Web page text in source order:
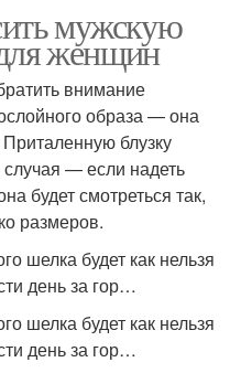
мужскую
женщин
внимание
образа — она
блузку
случая — если надеть
будет смотреться так,
размеров.
шелка будет как нельзя
день за гор…
шелка будет как нельзя
день за гор…